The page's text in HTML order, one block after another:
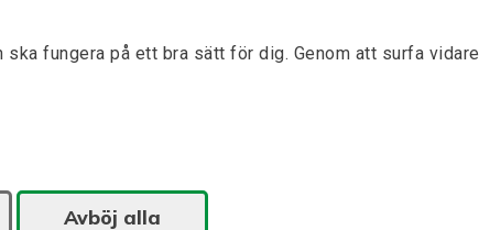
fungera på ett bra sätt för dig. Genom att surfa vidare
Avböj alla
P (B5)